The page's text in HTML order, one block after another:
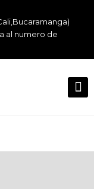
al numero de